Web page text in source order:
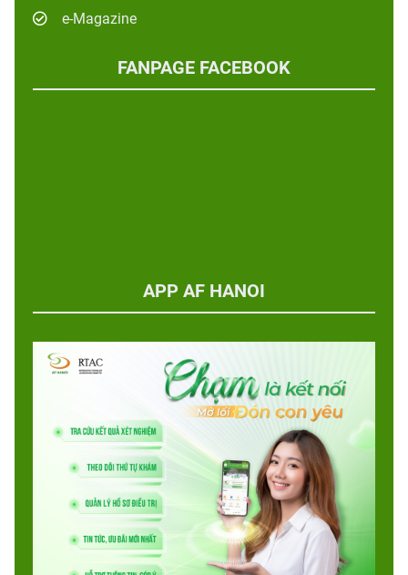
e-Magazine
FANPAGE FACEBOOK
APP AF HANOI